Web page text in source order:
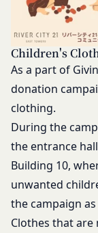
Children's
As a part of
donation
clothing.
During the
the entrance
Building 10,
unwanted
the campaign
Clothes that
があります。
委託先等の
当社は、業
提供または
な取扱いお
供および当
ないよう適
開示・訂正等
お客様がご
は利用停止
その他の法
て、速やか
なお、かか
体、反社
意味しま
供その
もしくは
的勢力
ている
その他会
場合
第5条（登録
会員は、登
変更が生じ
録内容を変
会員が前項